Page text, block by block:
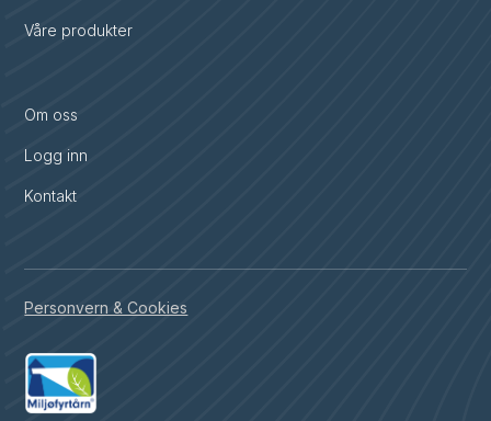
Våre produkter
Om oss
Logg inn
Kontakt
Personvern & Cookies